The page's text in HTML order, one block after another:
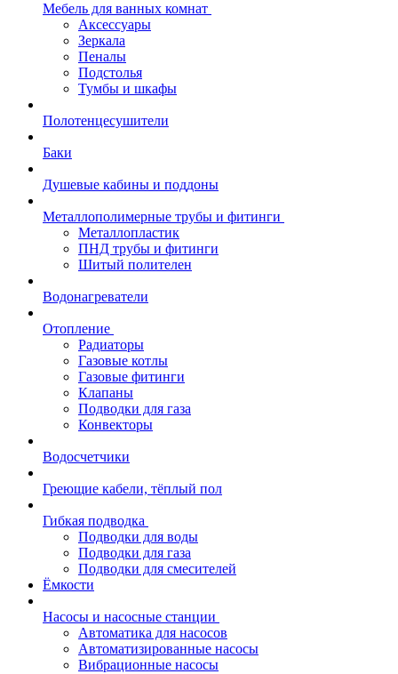
Мебель для ванных комнат
Аксессуары
Зеркала
Пеналы
Подстолья
Тумбы и шкафы
Полотенцесушители
Баки
Душевые кабины и поддоны
Металлополимерные трубы и фитинги
Металлопластик
ПНД трубы и фитинги
Шитый полителен
Водонагреватели
Отопление
Радиаторы
Газовые котлы
Газовые фитинги
Клапаны
Подводки для газа
Конвекторы
Водосчетчики
Греющие кабели, тёплый пол
Гибкая подводка
Подводки для воды
Подводки для газа
Подводки для смесителей
Ёмкости
Насосы и насосные станции
Автоматика для насосов
Автоматизированные насосы
Вибрационные насосы